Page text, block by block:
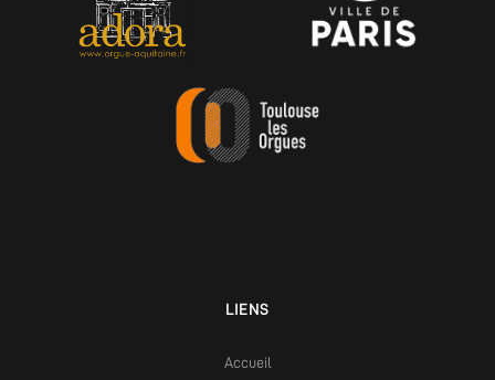
LIENS
Accueil